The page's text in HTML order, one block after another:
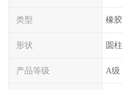
类型 橡胶
形状 圆柱
产品等级 A级